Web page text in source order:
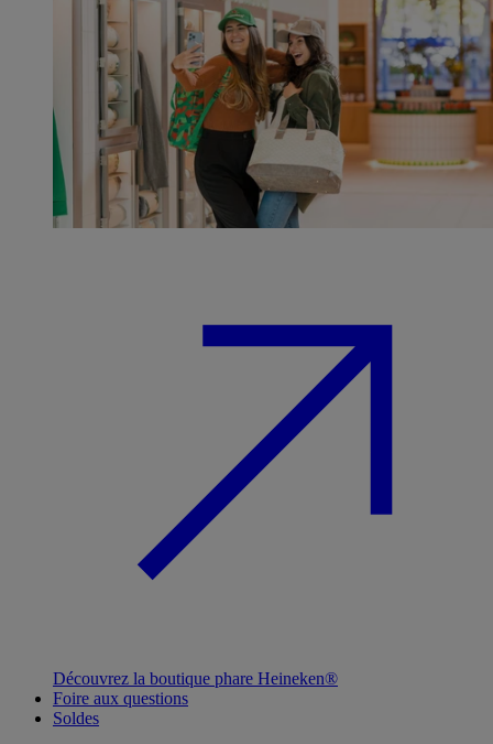
Découvrez la boutique phare Heineken®
Foire aux questions
Soldes